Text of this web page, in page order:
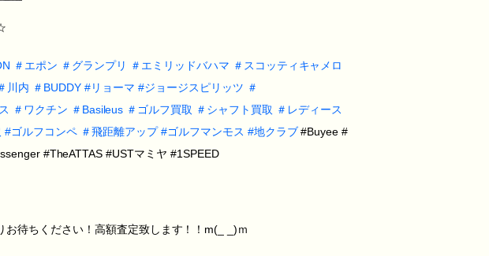
＃ エポン ＃ グランプリ ＃ エミリッドバハマ ＃ スコッティキャメロ
川内 ＃ BUDDY #リョーマ #ジョージスピリッツ ＃
＃ ワクチン ＃ Basileus ＃ ゴルフ買取 ＃ シャフト買取 ＃ レディース
#ゴルフコンペ ＃飛距離アップ #ゴルフマンモス #地クラブ#Buyee #
#TheATTAS #USTマミヤ #1SPEED
待ちください！高額査定致します！！m(_ _)ｍ